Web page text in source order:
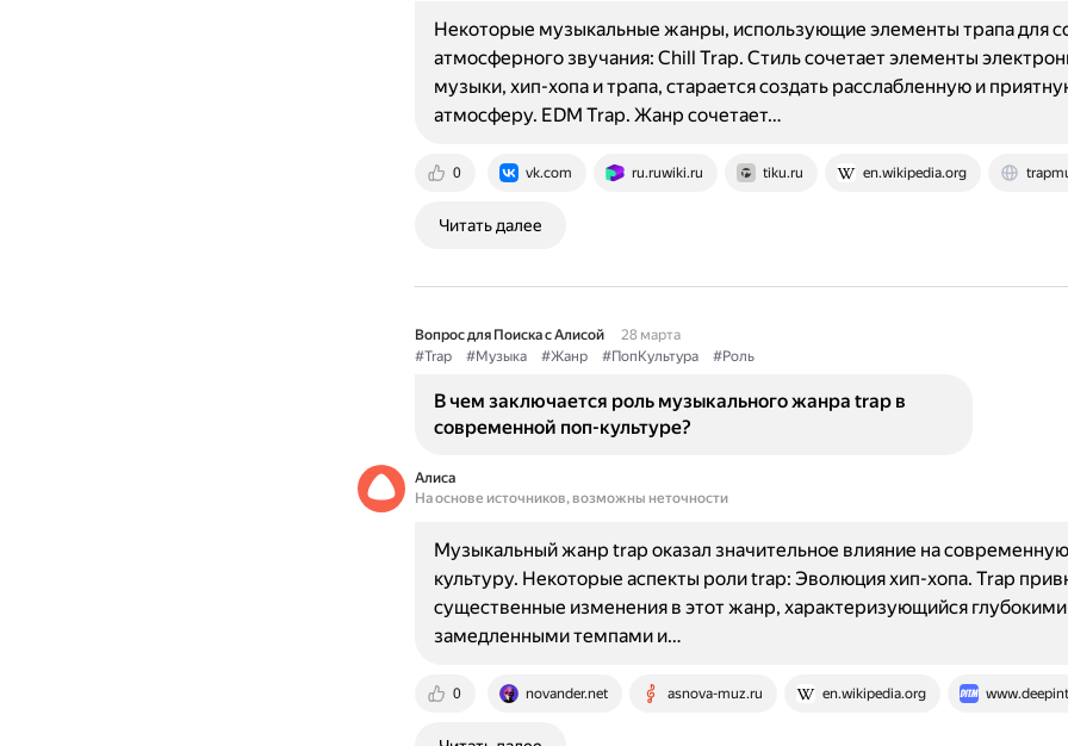
0 vk.com ru.ruwiki.ru tiku.ru en.wikipedia.org
Некоторые музыкальные жанры, использующие элементы трапа для
атмосферного звучания: Chill Trap. Стиль сочетает элементы
музыки, хип-хопа и трапа, старается создать расслабленную и
атмосферу. EDM Trap. Жанр сочетает…
Читать далее
Вопрос для Поиска с Алисой
28 марта
#Trap
#Музыка #Жанр #ПопКультура #Роль
В чем заключается роль музыкального жанра trap в
современной поп-культуре?
Алиса
На основе источников, возможны неточности
0 novander.net asnova-muz.ru en.wikipedia.org
Музыкальный жанр trap оказал значительное влияние на
культуру. Некоторые аспекты роли trap: Эволюция хип-хопа. Trap
существенные изменения в этот жанр, характеризующийся
замедленными темпами и…